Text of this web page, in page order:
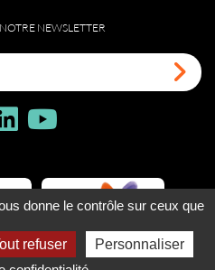
NEWSLETTER
donne le contrôle sur ceux que
refuser
Personnaliser